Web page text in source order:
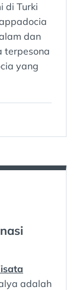
di Turki
dan
terpesona
yang
adalah